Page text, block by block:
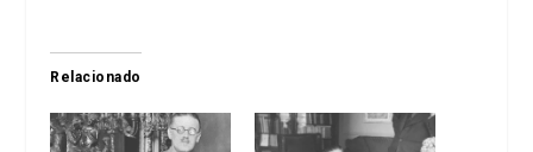
Relacionado